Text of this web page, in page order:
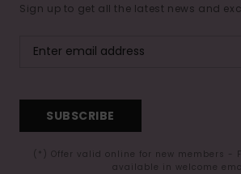
Sign up to get all the latest news and
SUBSCRIBE
(*) Offer valid online for new members -
available in welcome